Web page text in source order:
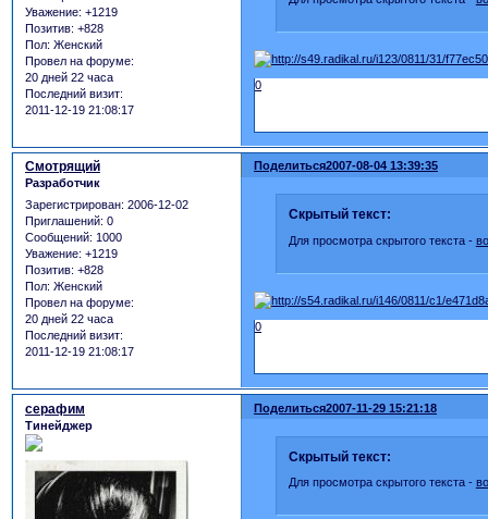
Уважение: +1219
Позитив: +828
Пол: Женский
Провел на форуме:
20 дней 22 часа
Последний визит:
2011-12-19 21:08:17
0
Поделиться2007-08-04 13:39:35
Смотрящий
Разработчик
Зарегистрирован: 2006-12-02
Приглашений: 0
Сообщений: 1000
Уважение: +1219
Позитив: +828
Пол: Женский
Провел на форуме:
20 дней 22 часа
Последний визит:
2011-12-19 21:08:17
Скрытый текст:
Для просмотра скрытого текста -
0
Поделиться2007-11-29 15:21:18
серафим
Тинейджер
Скрытый текст:
Для просмотра скрытого текста -